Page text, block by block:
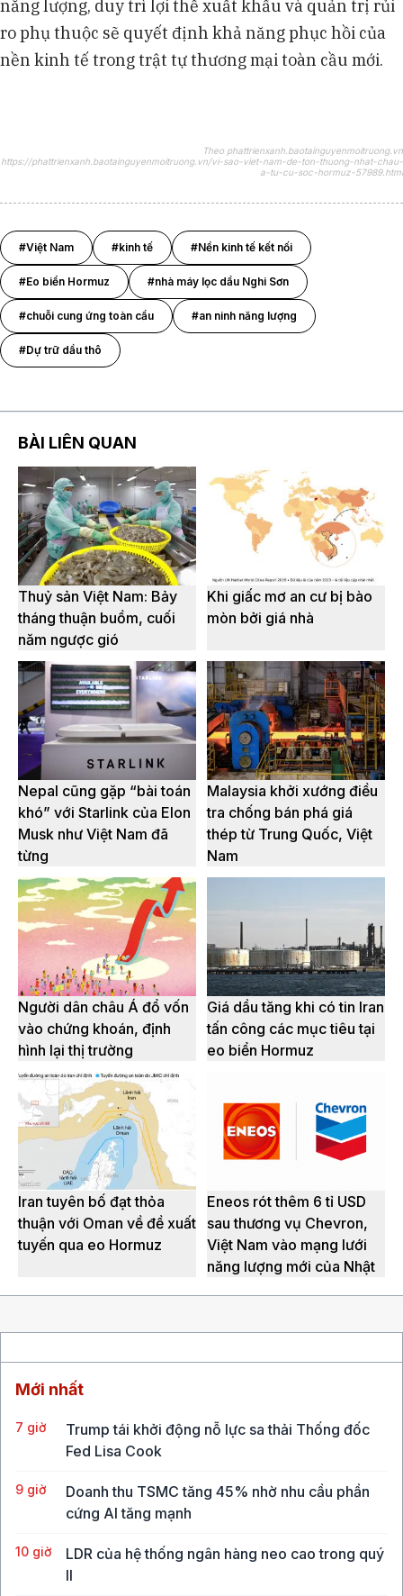
năng lượng, duy trì lợi thế xuất khẩu và quản trị rủi
ro phụ thuộc sẽ quyết định khả năng phục hồi của
nền kinh tế trong trật tự thương mại toàn cầu mới.
Theo phattrienxanh.baotainguyenmoitruong.vn
https://phattrienxanh.baotainguyenmoitruong.vn/vi-sao-viet-nam-de-ton-thuong-nhat-chau-
a-tu-cu-soc-hormuz-57989.html
#Việt Nam #kinh tế #Nền kinh tế kết nối
#Eo biển Hormuz #nhà máy lọc dầu Nghi Sơn
#chuỗi cung ứng toàn cầu #an ninh năng lượng
#Dự trữ dầu thô
BÀI LIÊN QUAN
Thuỷ sản Việt Nam: Bảy
tháng thuận buồm, cuối
năm ngược gió
Khi giấc mơ an cư bị bào
mòn bởi giá nhà
Nepal cũng gặp “bài toán
khó” với Starlink của Elon
Musk như Việt Nam đã
từng
Malaysia khởi xướng điều
tra chống bán phá giá
thép từ Trung Quốc, Việt
Nam
Người dân châu Á đổ vốn
vào chứng khoán, định
hình lại thị trường
Giá dầu tăng khi có tin Iran
tấn công các mục tiêu tại
eo biển Hormuz
Iran tuyên bố đạt thỏa
thuận với Oman về đề xuất
tuyến qua eo Hormuz
Eneos rót thêm 6 tỉ USD
sau thương vụ Chevron,
Việt Nam vào mạng lưới
năng lượng mới của Nhật
Mới nhất
7 giờ
Trump tái khởi động nỗ lực sa thải Thống đốc
Fed Lisa Cook
9 giờ
Doanh thu TSMC tăng 45% nhờ nhu cầu phần
cứng AI tăng mạnh
10 giờ
LDR của hệ thống ngân hàng neo cao trong quý
II